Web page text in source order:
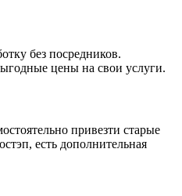
без посредников.
цены на свои услуги.
привезти старые
есть дополнительная